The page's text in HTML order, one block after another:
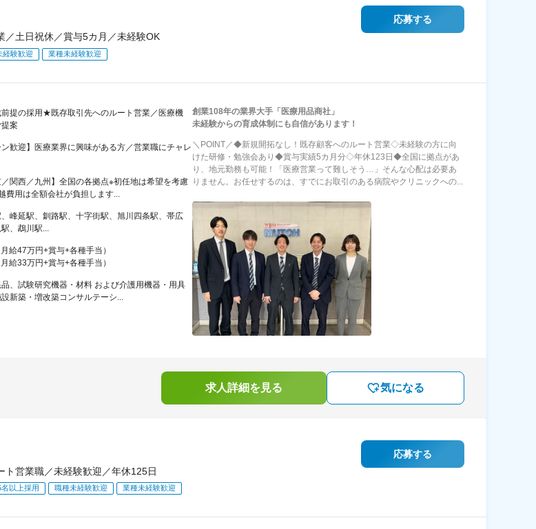
／土日祝休／賞与5カ月／未経験OK
経験歓迎 業種未経験歓迎
応募する
前提の採用★既存取引先へのルート営業／医療機
案
ン歓迎】医療業界に興味がある方／営業職にチャレ
／関西／九州】全国の各拠点※初任地は希望を考慮
費用は全額会社が負担します...
峰延駅、釧路駅、十字街駅、旭川四条駅、帯広
、鵡川駅...
給47万円+賞与+各種手当）
給33万円+賞与+各種手当）
、試験研究機器・材料 および介護用機器・用具
新築・増改築コンサルテーシ...
創業108年の業界大手「医療用品商社」
未経験からの育成体制にも自信があります！
＼POINT／◆新規開拓なし！既存顧客へのルート営業◇未経験の方に向
けた研修・勉強会あり◆賞与実績5カ月分◇年休123日◆全国に拠点があ
り、地元勤務も可能！「医療営業って難しそう…」そんな心配は必要あ
りません。お任せするのは、すでにお取引のある病院やクリニックへの...
求人詳細を見る 気になる
ト営業職／未経験歓迎／年休125日
名以上採用 職種未経験歓迎 業種未経験歓迎
応募する